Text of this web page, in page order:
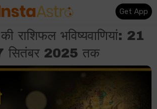
Get App
राशिफल भविष्यवाणियां: 21
सितंबर 2025 तक